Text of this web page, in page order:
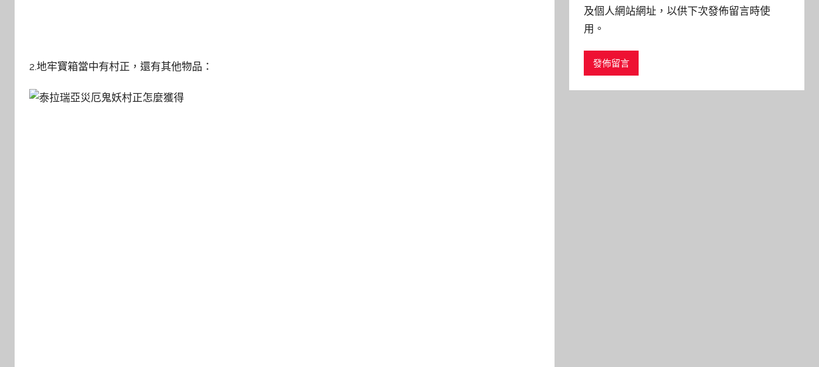
2.地牢寶箱當中有村正，還有其他物品：
及個人網站網址，以供下次發佈留言時使
用。